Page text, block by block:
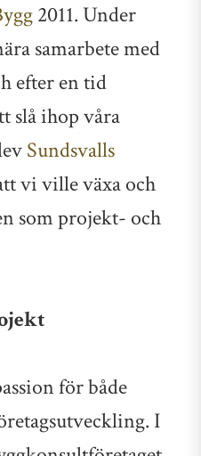
2011. Under
samarbete med
efter en tid
slå ihop våra
Sundsvalls
vi ville växa och
som projekt- och
för både
I